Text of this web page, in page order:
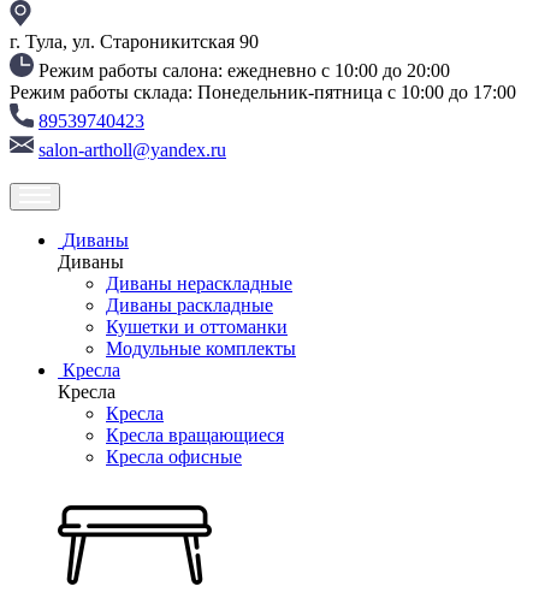
г. Тула, ул. Староникитская 90
Режим работы салона: ежедневно с 10:00 до 20:00
Режим работы склада: Понедельник-пятница с 10:00 до 17:00
89539740423
salon-artholl@yandex.ru
Диваны
Диваны
Диваны нераскладные
Диваны раскладные
Кушетки и оттоманки
Модульные комплекты
Кресла
Кресла
Кресла
Кресла вращающиеся
Кресла офисные